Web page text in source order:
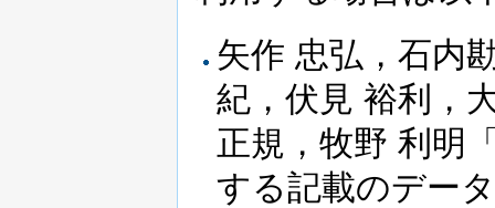
矢作 忠弘，石内
紀，伏見 裕利，
正規，牧野 利明
する記載のデー